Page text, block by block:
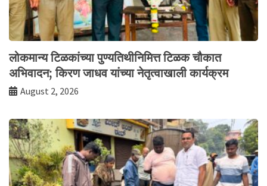
लोकमान्य टिळकांच्या पुण्यतिथीनिमित्त टिळक चौकात
अभिवादन; किरण जाधव यांच्या नेतृत्वाखाली कार्यक्रम
August 2, 2026